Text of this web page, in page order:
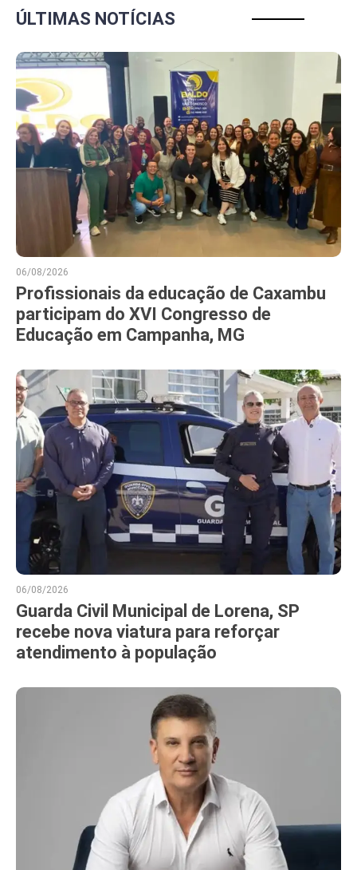
ÚLTIMAS NOTÍCIAS
06/08/2026
Profissionais da educação de Caxambu
participam do XVI Congresso de
Educação em Campanha, MG
06/08/2026
Guarda Civil Municipal de Lorena, SP
recebe nova viatura para reforçar
atendimento à população